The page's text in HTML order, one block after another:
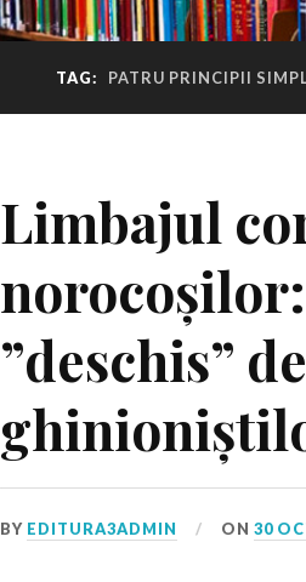
TAG: PATRU PRINCIPII
Limbajul
”deschis”
BY EDITURA3ADMIN ON30